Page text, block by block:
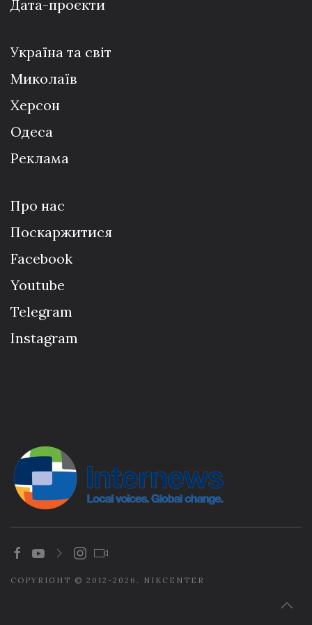
Дата-проєкти
Україна та світ
Миколаїв
Херсон
Одеса
Реклама
Про нас
Поскаржитися
Facebook
Youtube
Telegram
Instagram
COPYRIGHT © 2012-2026. NIKCENTER